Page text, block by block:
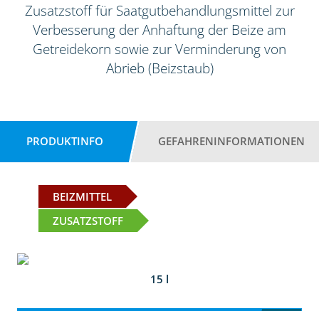
Zusatzstoff für Saatgutbehandlungsmittel zur
Verbesserung der Anhaftung der Beize am
Getreidekorn sowie zur Verminderung von
Abrieb (Beizstaub)
PRODUKTINFO GEFAHRENINFORMATIONEN
BEIZMITTEL
ZUSATZSTOFF
15 l